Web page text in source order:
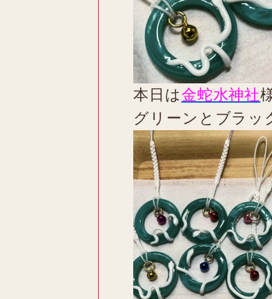
本日は金蛇水神社
グリーンとブラッ